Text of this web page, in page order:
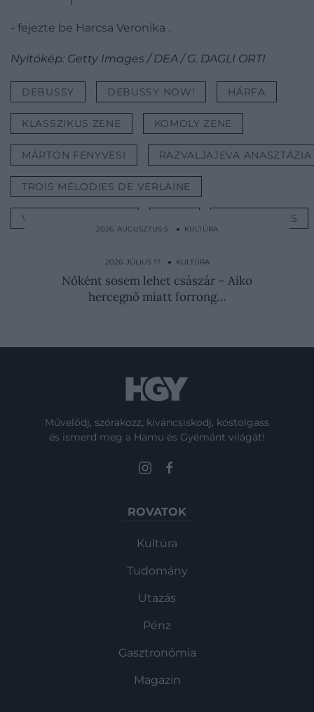
- fejezte be Harcsa Veronika .
Nyitókép: Getty Images / DEA / G. DAGLI ORTI
DEBUSSY DEBUSSY NOW! HÁRFA
KLASSZIKUS ZENE KOMOLY ZENE
MÁRTON FENYVESI RAZVALJAJEVA ANASZTÁZIA
TROIS MÉLODIES DE VERLAINE
VERONIKA HARCSA ÁTDOLGOZÁS
2026. AUGUSZTUS 5. ● KULTÚRA
ókori Kínában
2026. JÚLIUS 17. ● KULTÚRA
Nőként sosem lehet császár – Aiko
hercegnő miatt forrong…
Művelődj, szórakozz, kíváncsiskodj, kóstolgass
és ismerd meg a Hamu és Gyémánt világát!
ROVATOK
Kultúra
Tudomány
Utazás
Pénz
Gasztronómia
Magazin